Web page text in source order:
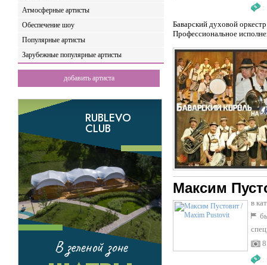
Атмосферные артисты
Обеспечение шоу
Популярные артисты
Зарубежные популярные артисты
добавить артиста
:
Баварский духовой
Профессиональное
Максим
в
8
: